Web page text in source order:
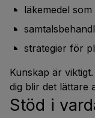
läkemedel
strategier för
Kunskap är
dig blir det lättare
Stöd i